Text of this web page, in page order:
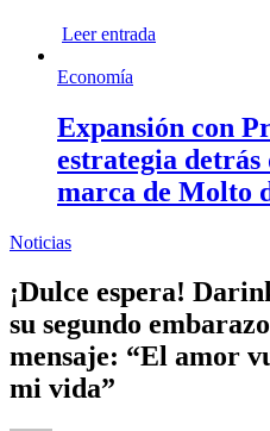
Leer entrada
Economía
Expansión con
estrategia
marca de Molto
Noticias
¡Dulce espera!
su segundo
mensaje: “El amor
mi vida”